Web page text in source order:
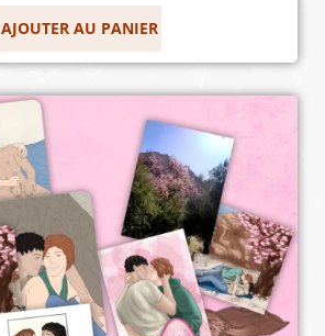
AJOUTER AU PANIER